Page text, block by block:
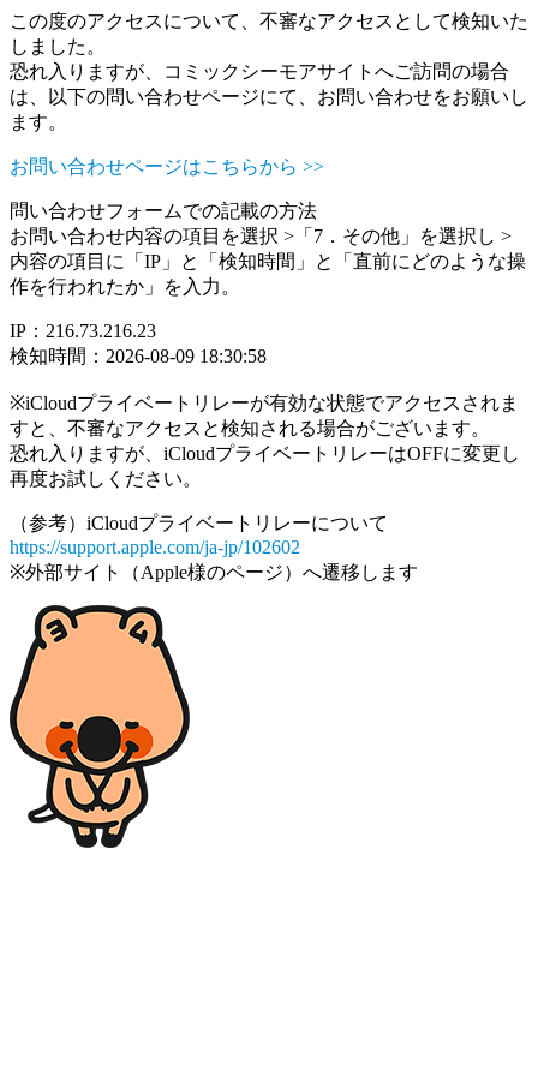
この度のアクセスについて、不審なアクセスとして検知いた
しました。
恐れ入りますが、コミックシーモアサイトへご訪問の場合
は、以下の問い合わせページにて、お問い合わせをお願いし
ます。
お問い合わせページはこちらから >>
問い合わせフォームでの記載の方法
お問い合わせ内容の項目を選択 >「7．その他」を選択し >
内容の項目に「IP」と「検知時間」と「直前にどのような操
作を行われたか」を入力。
IP：216.73.216.23
検知時間：2026-08-09 18:30:58
※iCloudプライベートリレーが有効な状態でアクセスされま
すと、不審なアクセスと検知される場合がございます。
恐れ入りますが、iCloudプライベートリレーはOFFに変更し
再度お試しください。
（参考）iCloudプライベートリレーについて
https://support.apple.com/ja-jp/102602
※外部サイト（Apple様のページ）へ遷移します